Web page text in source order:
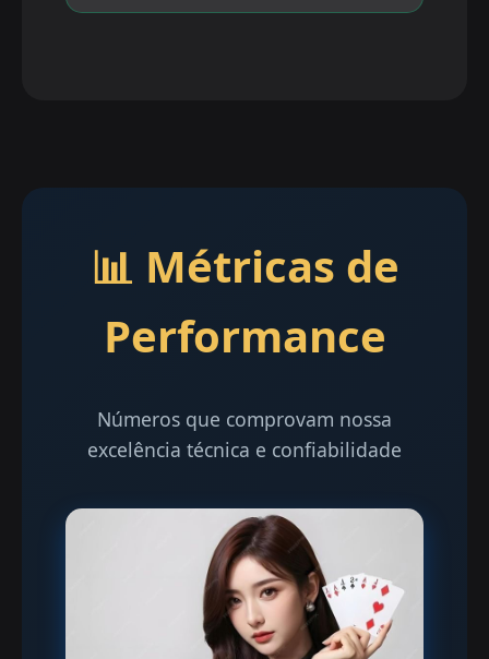
📊 Métricas de
Performance
Números que comprovam nossa
excelência técnica e confiabilidade